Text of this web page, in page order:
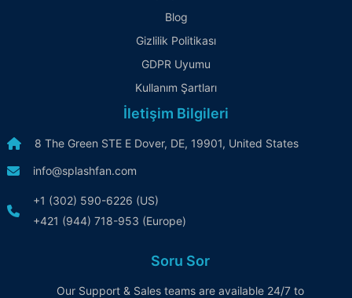
Blog
Gizlilik Politikası
GDPR Uyumu
Kullanım Şartları
İletişim Bilgileri
8 The Green STE E Dover, DE, 19901, United States
info@splashfan.com
+1 (302) 590-6226 (US)
+421 (944) 718-953 (Europe)
Soru Sor
Our Support & Sales teams are available 24/7 to